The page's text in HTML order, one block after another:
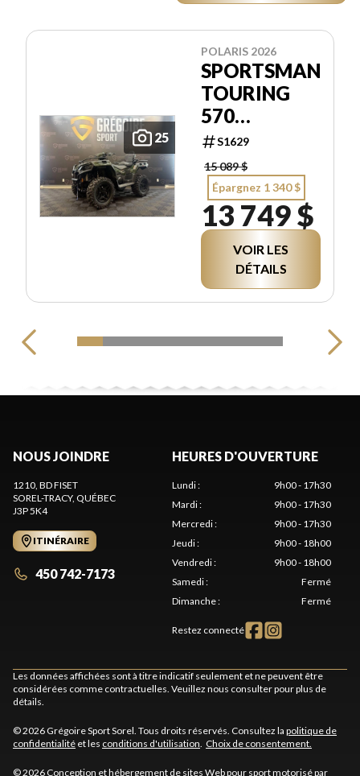
25
POLARIS 2026
SPORTSMAN
TOURING
570
PREMIUM
S1629
15 089 $
Épargnez 1 340 $
13 749 $
VOIR LES
DÉTAILS
NOUS JOINDRE
1210, BD FISET
SOREL-TRACY, QUÉBEC
J3P 5K4
ITINÉRAIRE
450 742-7173
HEURES D'OUVERTURE
Lundi:
9h00 - 17h30
Mardi:
9h00 - 17h30
Mercredi:
9h00 - 17h30
Jeudi:
9h00 - 18h00
Vendredi:
9h00 - 18h00
Samedi:
Fermé
Dimanche: Fermé
Restez connecté
Les données affichées sont à titre indicatif seulement et ne peuvent être
considérées comme contractuelles. Veuillez nous consulter pour plus de
détails.
© 2026 Grégoire Sport Sorel. Tous droits réservés. Consultez la politique de
confidentialité et les conditions d'utilisation. Choix de consentement.
© 2026 Conception et hébergement de sites Web pour sport motorisé par